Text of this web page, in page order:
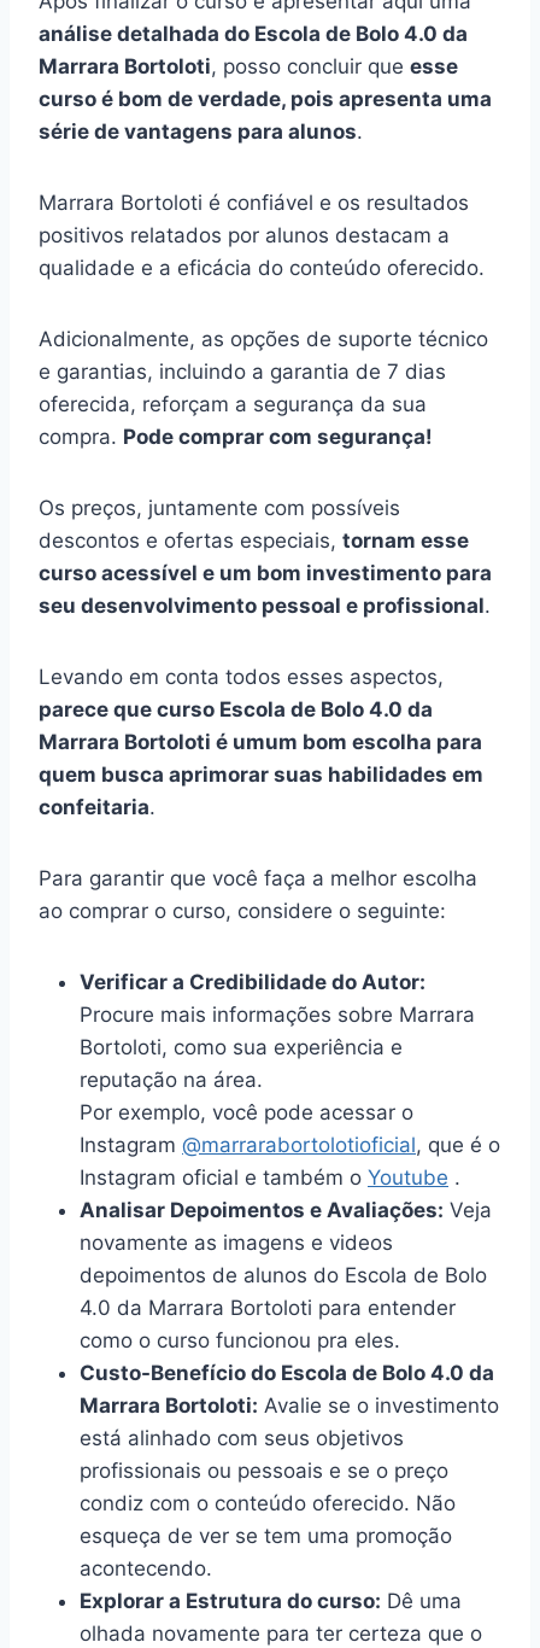
análise detalhada do Escola de Bolo 4.0 da
Marrara Bortoloti, posso concluir que esse
curso é bom de verdade, pois apresenta uma
série de vantagens para alunos.
Marrara Bortoloti é confiável e os resultados
positivos relatados por alunos destacam a
qualidade e a eficácia do conteúdo oferecido.
Adicionalmente, as opções de suporte técnico
e garantias, incluindo a garantia de 7 dias
oferecida, reforçam a segurança da sua
compra. Pode comprar com segurança!
Os preços, juntamente com possíveis
descontos e ofertas especiais, tornam esse
curso acessível e um bom investimento para
seu desenvolvimento pessoal e profissional.
Levando em conta todos esses aspectos,
parece que curso Escola de Bolo 4.0 da
Marrara Bortoloti é umum bom escolha para
quem busca aprimorar suas habilidades em
confeitaria.
Para garantir que você faça a melhor escolha
ao comprar o curso, considere o seguinte:
Verificar a Credibilidade do Autor:
Procure mais informações sobre Marrara
Bortoloti, como sua experiência e
reputação na área.
Por exemplo, você pode acessar o
Instagram @marrarabortolotioficial, que é o
Instagram oficial e também o Youtube .
Analisar Depoimentos e Avaliações: Veja
novamente as imagens e videos
depoimentos de alunos do Escola de Bolo
4.0 da Marrara Bortoloti para entender
como o curso funcionou pra eles.
Custo-Benefício do Escola de Bolo 4.0 da
Marrara Bortoloti: Avalie se o investimento
está alinhado com seus objetivos
profissionais ou pessoais e se o preço
condiz com o conteúdo oferecido. Não
esqueça de ver se tem uma promoção
acontecendo.
Explorar a Estrutura do curso: Dê uma
olhada novamente para ter certeza que o